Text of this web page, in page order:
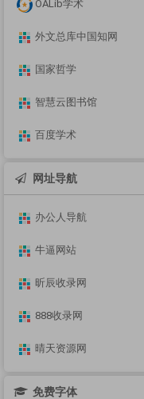
OALib学术
外文总库中国知网
国家哲学
智慧云图书馆
百度学术
网址导航
办公人导航
牛逼网站
昕辰收录网
888收录网
晴天资源网
免费字体